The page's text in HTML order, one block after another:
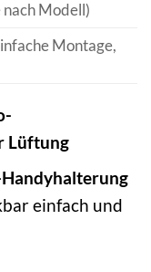
Modell)
Montage,
Lüftung
einfach und